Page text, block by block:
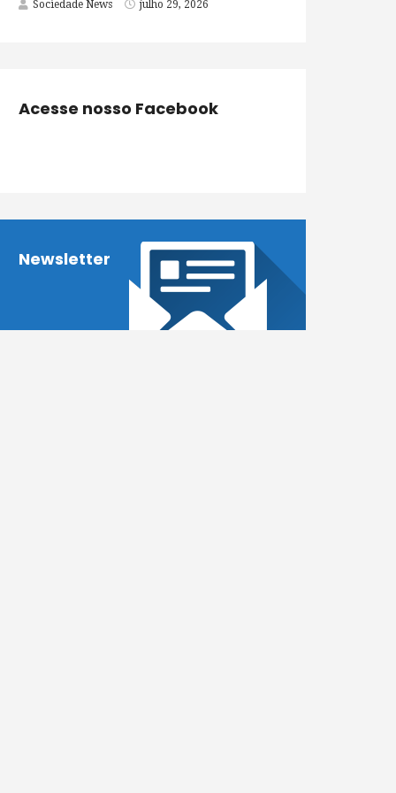
Sociedade News julho 29, 2026
Acesse nosso Facebook
Newsletter